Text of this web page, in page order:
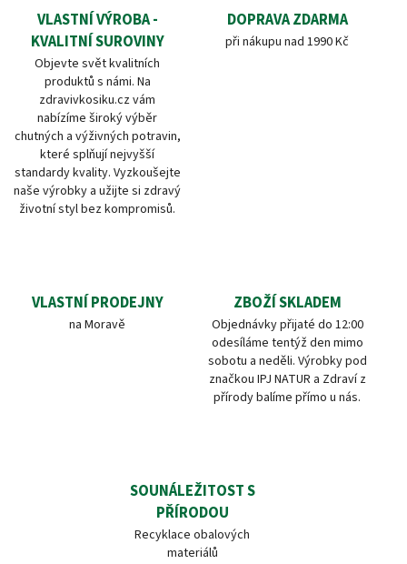
VLASTNÍ VÝROBA -
KVALITNÍ SUROVINY
Objevte svět kvalitních
produktů s námi. Na
zdravivkosiku.cz vám
nabízíme široký výběr
chutných a výživných potravin,
které splňují nejvyšší
standardy kvality. Vyzkoušejte
naše výrobky a užijte si zdravý
životní styl bez kompromisů.
DOPRAVA ZDARMA
při nákupu nad 1990 Kč
VLASTNÍ PRODEJNY
na Moravě
ZBOŽÍ SKLADEM
Objednávky přijaté do 12:00
odesíláme tentýž den mimo
sobotu a neděli. Výrobky pod
značkou IPJ NATUR a Zdraví z
přírody balíme přímo u nás.
SOUNÁLEŽITOST S
PŘÍRODOU
Recyklace obalových
materiálů